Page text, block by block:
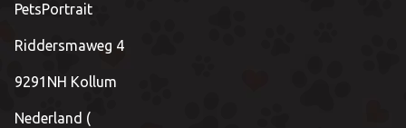
PetsPortrait
Riddersmaweg 4
9291NH Kollum
Nederland (